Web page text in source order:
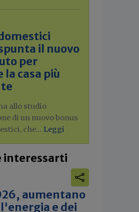
il nuovo
per
la casa più
allo studio
di un nuovo bonus
che... Leggi
interessarti
aumentano
e dei